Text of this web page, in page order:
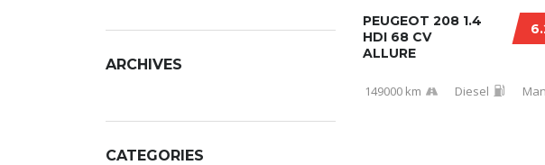
ARCHIVES
CATEGORIES
PEUGEOT 208 1.4
HDI 68 CV
ALLURE
149000 km Diesel